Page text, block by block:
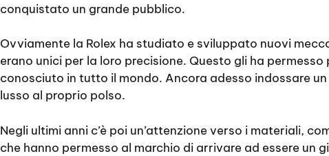
conquistato un grande pubblico.
Ovviamente la Rolex ha studiato e sviluppato nuovi
erano unici per la loro precisione. Questo gli ha
conosciuto in tutto il mondo. Ancora adesso indossare un
lusso al proprio polso.
Negli ultimi anni c’è poi un’attenzione verso i materiali,
che hanno permesso al marchio di arrivare ad essere un